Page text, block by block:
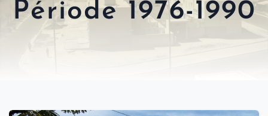
Période 1976-1990